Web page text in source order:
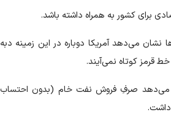
برای کشور به همراه داشته باشد.
نشان می‌دهد آمریکا دوباره در این زمینه دبه
خط قرمز کوتاه نمی‌آیند.
می‌دهد صرفِ فروش نفت خام (بدون احتساب